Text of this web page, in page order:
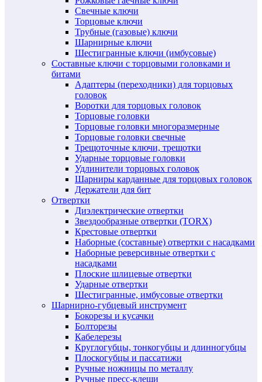
Свечные ключи
Торцовые ключи
Трубные (газовые) ключи
Шарнирные ключи
Шестигранные ключи (имбусовые)
Составные ключи с торцовыми головками и
битами
Адаптеры (переходники) для торцовых
головок
Воротки для торцовых головок
Торцовые головки
Торцовые головки многоразмерные
Торцовые головки свечные
Трещоточные ключи, трещотки
Ударные торцовые головки
Удлинители торцовых головок
Шарниры карданные для торцовых головок
Держатели для бит
Отвертки
Диэлектрические отвертки
Звездообразные отвертки (TORX)
Крестовые отвертки
Наборные (составные) отвертки с насадками
Наборные реверсивные отвертки с
насадками
Плоские шлицевые отвертки
Ударные отвертки
Шестигранные, имбусовые отвертки
Шарнирно-губцевый инструмент
Бокорезы и кусачки
Болторезы
Кабелерезы
Круглогубцы, тонкогубцы и длинногубцы
Плоскогубцы и пассатижи
Ручные ножницы по металлу
Ручные пресс-клещи